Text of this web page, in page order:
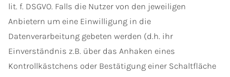
lit. f. DSGVO. Falls die Nutzer von den jeweiligen
Anbietern um eine Einwilligung in die
Datenverarbeitung gebeten werden (d.h. ihr
Einverständnis z.B. über das Anhaken eines
Kontrollkästchens oder Bestätigung einer Schaltfläche